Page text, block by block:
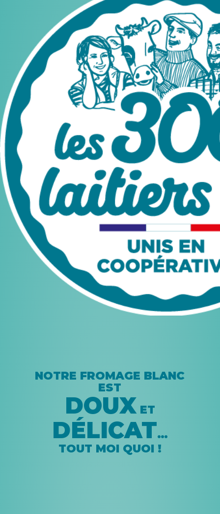
NOTRE FROMAGE BLANC
EST
DOUXET
DÉLICAT…
TOUT MOI QUOI !